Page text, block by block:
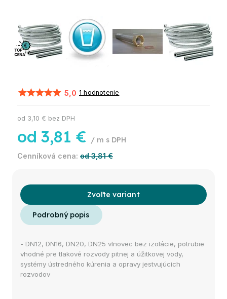
5,0 1 hodnotenie
od 3,81 €
od 3,81 € / m
od 3,10 € bez DPH
Zvoľte variant
- DN12, DN16, DN20, DN25 vlnovec bez izolácie, potrubie
vhodné pre tlakové rozvody pitnej a úžitkovej vody,
systémy ústredného kúrenia a opravy jestvujúcich
rozvodov